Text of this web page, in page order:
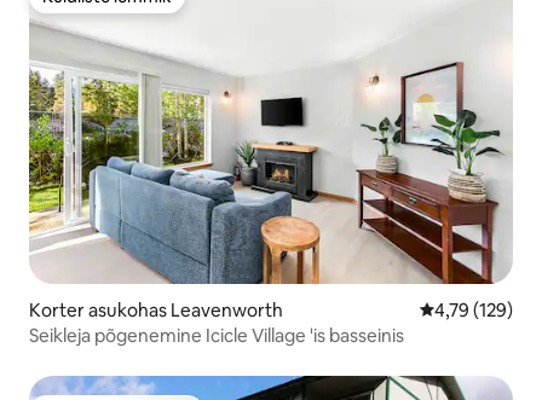
Külaliste lemmik
Korter asukohas Leavenworth Keskmine
4,79 (129)
Seikleja põgenemine Icicle Village 'is basseinis